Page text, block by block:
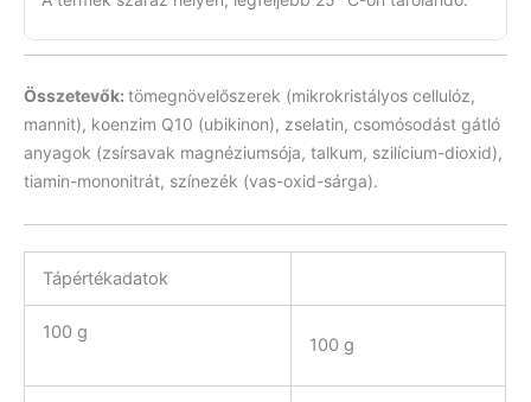
Összetevők: tömegnövelőszerek (mikrokristályos cellulóz,
mannit), koenzim Q10 (ubikinon), zselatin, csomósodást gátló
anyagok (zsírsavak magnéziumsója, talkum, szilícium-dioxid),
tiamin-mononitrát, színezék (vas-oxid-sárga).
Tápértékadatok
100 g
100 g